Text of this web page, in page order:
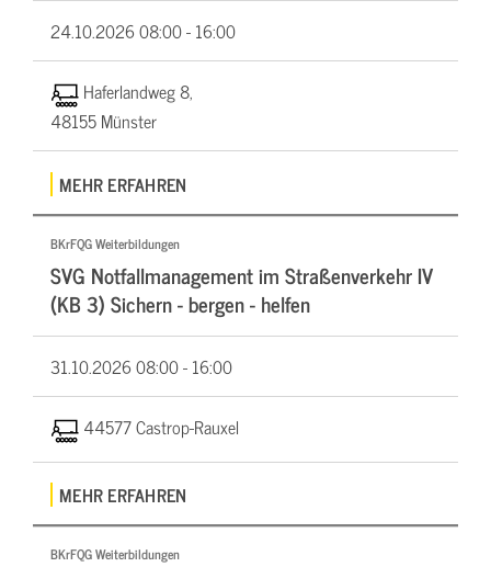
24.10.202608:00 - 16:00
Haferlandweg 8,
48155 Münster
MEHR ERFAHREN
BKrFQG Weiterbildungen
SVG Notfallmanagement im Straßenverkehr IV
(KB 3) Sichern - bergen - helfen
31.10.202608:00 - 16:00
44577 Castrop-Rauxel
MEHR ERFAHREN
BKrFQG Weiterbildungen